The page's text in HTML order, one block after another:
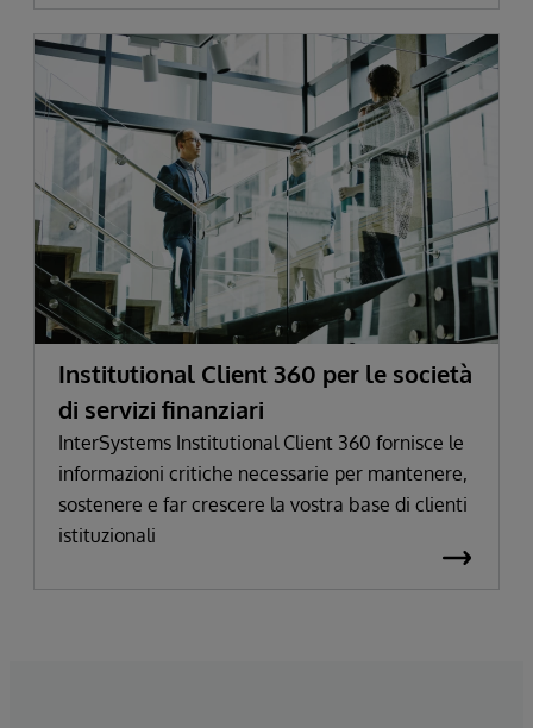
Institutional Client 360 per le società
di servizi finanziari
InterSystems Institutional Client 360 fornisce le
informazioni critiche necessarie per mantenere,
sostenere e far crescere la vostra base di clienti
istituzionali